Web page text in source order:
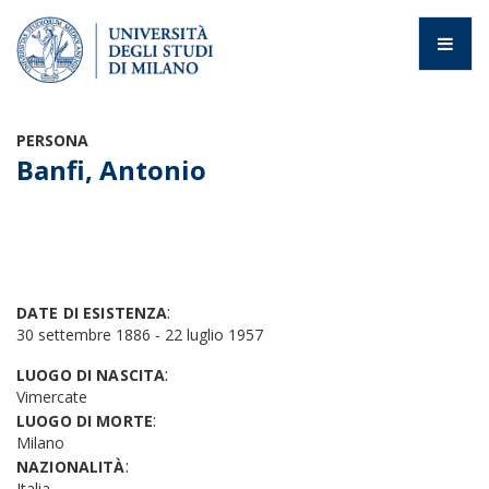
PERSONA
Banfi, Antonio
DATE DI ESISTENZA:
30 settembre 1886 - 22 luglio 1957
LUOGO DI NASCITA:
Vimercate
LUOGO DI MORTE:
Milano
NAZIONALITÀ: